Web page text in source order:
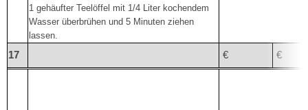
1 gehäufter Teelöffel mit 1/4 Liter kochendem
Wasser überbrühen und 5 Minuten ziehen
lassen.
17 € €